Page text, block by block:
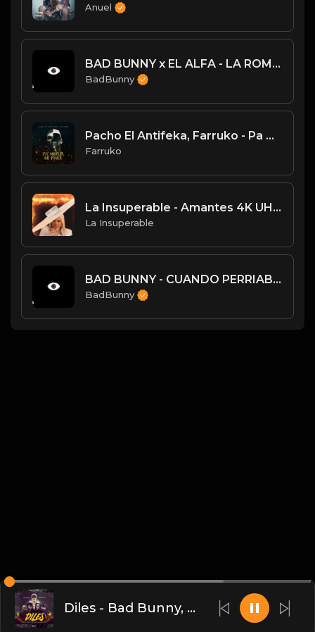
Anuel
BAD BUNNY x EL ALFA - LA ROMANA | X100PRE [Visualizer]
BadBunny
Pacho El Antifeka, Farruko - Pa Morir Se Nace (Video Oficial)
Farruko
La Insuperable - Amantes 4K UHD Video Oficial
La Insuperable
BAD BUNNY - CUANDO PERRIABAS | X100PRE [Visualizer]
BadBunny
Diles - Bad Bunny, Ozuna, Farruko, Arcangel, Ñengo Flow